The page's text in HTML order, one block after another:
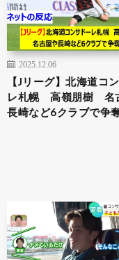
2025.12.06
【Jリーグ】北海道コ
レ札幌 高嶺朋樹 名
長崎など6クラブで争